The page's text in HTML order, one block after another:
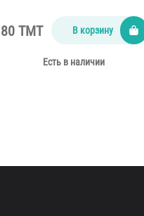
80 TMT В корзину
Есть в наличии